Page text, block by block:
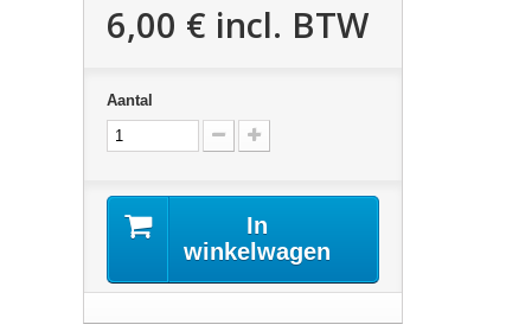
6,00 € incl. BTW
Aantal
In
winkelwagen